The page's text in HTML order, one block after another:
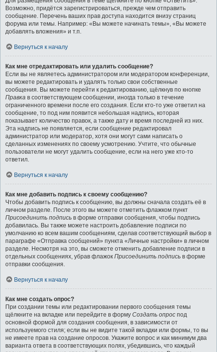
Возможно, придётся зарегистрироваться, прежде чем отправить
сообщение. Перечень ваших прав доступа находится внизу страниц
форума или темы. Например: «Вы можете начинать темы», «Вы можете
добавлять вложения» и т.п.
Вернуться к началу
Как мне отредактировать или удалить сообщение?
Если вы не являетесь администратором или модератором конференции,
вы можете редактировать и удалять только свои собственные
сообщения. Вы можете перейти к редактированию, щёлкнув по кнопке
Правка в соответствующем сообщении, иногда только в течение
ограниченного времени после его создания. Если кто-то уже ответил на
сообщение, то под ним появится небольшая надпись, которая
показывает количество правок, а также дату и время последней из них.
Эта надпись не появляется, если сообщение редактировал
администратор или модератор, хотя они могут сами написать о
сделанных изменениях по своему усмотрению. Учтите, что обычные
пользователи не могут удалить сообщение, если на него уже кто-то
ответил.
Вернуться к началу
Как мне добавить подпись к своему сообщению?
Чтобы добавить подпись к сообщению, вы должны сначала создать её в
личном разделе. После этого вы можете отметить флажком пункт
Присоединить подпись в форме отправки сообщения, чтобы подпись
добавилась. Вы также можете настроить добавление подписи по
умолчанию ко всем вашим сообщениям, сделав соответствующий выбор в
параграфе «Отправка сообщений» пункта «Личные настройки» в личном
разделе. Несмотря на это, вы сможете отменить добавление подписи в
отдельных сообщениях, убрав флажок Присоединить подпись в форме
отправки сообщения.
Вернуться к началу
Как мне создать опрос?
При создании темы или редактировании первого сообщения темы
щёлкните на вкладке или перейдите в форму Создать опрос под
основной формой для создания сообщения, в зависимости от
используемого стиля; если вы не видите такой вкладки или формы, то вы
не имеете прав на создание опросов. Укажите вопрос и как минимум два
варианта ответа в соответствующих полях, убедившись, что каждый